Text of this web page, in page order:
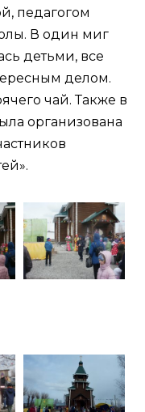
педагогом
В один миг
детьми, все
делом.
чай. Также в
организована